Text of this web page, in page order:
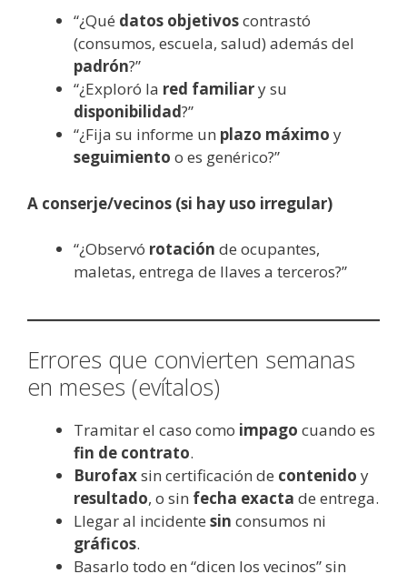
“¿Qué datos objetivoscontrastó
(consumos, escuela, salud) además del
padrón?”
“¿Exploró la red familiary su
disponibilidad?”
“¿Fija su informe un plazo máximo y
seguimiento o es genérico?”
A conserje/vecinos (si hay uso irregular)
“¿Observó rotación de ocupantes,
maletas, entrega de llaves a terceros?”
Errores que convierten semanas
en meses (evítalos)
Tramitar el caso como impago cuando es
fin de contrato.
Burofaxsin certificación de contenido y
resultado, o sin fecha exacta de entrega.
Llegar al incidente sin consumos ni
gráficos.
Basarlo todo en “dicen los vecinos” sin